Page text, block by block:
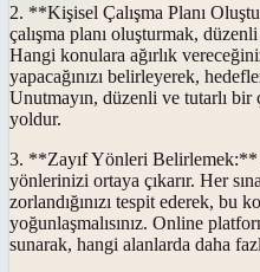
2. **Kişisel Çalışma Planı
çalışma planı oluşturmak,
Hangi konulara ağırlık
yapacağınızı belirleyerek,
Unutmayın, düzenli ve tutarlı bir
yoldur.
3. **Zayıf Yönleri Belirlemek:**
yönlerinizi ortaya çıkarır. Her
zorlandığınızı tespit ederek, bu
yoğunlaşmalısınız. Online
sunarak, hangi alanlarda daha